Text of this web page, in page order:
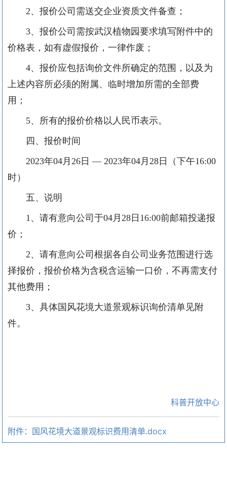
2、报价公司需送交企业资质文件备查；
3、报价公司需按武汉植物园要求填写附件中的
价格表，如有虚假报价，一律作废；
4、报价应包括询价文件所确定的范围，以及为
上述内容所必须的附属、临时增加所需的全部费
用 ；
5、所有的报价价格以人民币表示。
四、报价时间
2023年04 月 26日 — 2023年04 月 28日（下午16:00
时）
五、说明
1、请有意向公司于04 月 28日 16:00前邮箱投递报
价；
2、请有意向公司根据各自公司业务范围进行选
择报价，报价价格为含税含运输一口价，不再需支付
其他费用；
3、具体国 风花境大道景观标识询价清单见附
件。
科普开放中心
附件：国风花境大道景观标识费用清单.docx